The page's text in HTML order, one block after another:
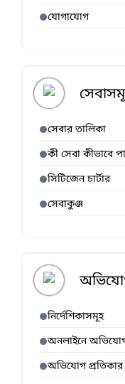
যোগাযোগ
সেবার তালিকা
কী সেবা কীভাবে
সিটিজেন চার্টার
সেবাকুঞ্জ
নির্দেশিকাসমূহ
অনলাইনে
অভিযোগ প্রতিকার